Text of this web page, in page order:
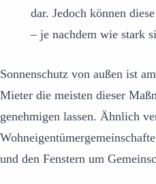
dar. Jedoch können
– je nachdem wie stark
Sonnenschutz von außen ist
Mieter die meisten dieser
genehmigen lassen. Ähnlich
und den Fenstern um